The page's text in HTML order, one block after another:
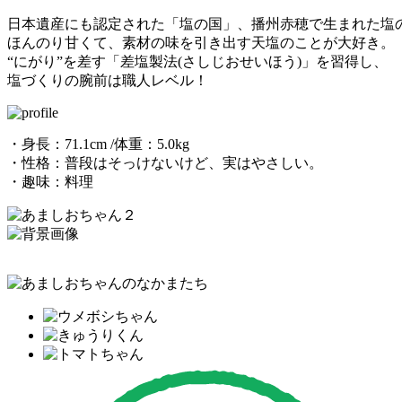
日本遺産にも認定された「塩の国」、播州赤穂で生まれた塩
ほんのり甘くて、素材の味を引き出す天塩のことが大好き。
“にがり”を差す「差塩製法(さしじおせいほう)」を習得し、
塩づくりの腕前は職人レベル！
・身長：71.1cm /体重：5.0kg
・性格：普段はそっけないけど、実はやさしい。
・趣味：料理